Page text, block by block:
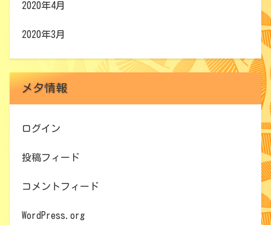
2020年4月
2020年3月
メタ情報
ログイン
投稿フィード
コメントフィード
WordPress.org